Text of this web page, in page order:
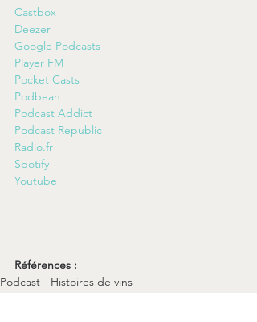
Castbox
Deezer
Google Podcasts
Player FM
Pocket Casts
Podbean
Podcast Addict
Podcast Republic
Radio.fr
Spotify
Youtube
Références :
Podcast - Histoires de vins